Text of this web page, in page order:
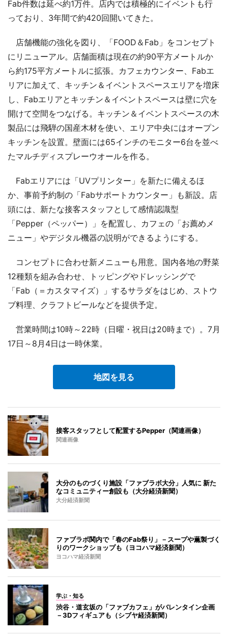
Fab件数は延べ約1万件。店内では積極的にイベントも行
っており、3年間で約420回開いてきた。
店舗機能の強化を図り、「FOOD＆Fab」をコンセプト
にリニューアル。店舗面積は現在の約90平方メートルか
ら約175平方メートルに拡張。カフェカウンター、Fabエ
リアに加えて、キッチン＆イベントスペースエリアを増床
し、Fabエリアとキッチン＆イベントスペースは壁に穴を
開けて空間をつなげる。キッチン＆イベントスペースの木
製品には飛騨の国産木材を使い、エリア中央にはオープン
キッチンを設置。壁面には65インチのモニター6台を並べ
たマルチディスプレーウオールを作る。
Fabエリアには「UVプリンター」を新たに備えるほ
か、事前予約制の「Fabサポートカウンター」も新設。店
頭には、新たな接客スタッフとして感情認識型
「Pepper（ペッパー）」を配置し、カフェの「お薦めメ
ニュー」やデジタル機器の説明ができるようにする。
コンセプトに合わせ新メニューも用意。国内各地の野菜
12種類を組み合わせ、トッピングやドレッシングで
「Fab（＝カスタマイズ）」するサラダをはじめ、ストウ
ブ料理、クラフトビールなどを提供予定。
営業時間は10時～22時（日曜・祝日は20時まで）。7月
17日～8月4日は一時休業。
地図を見る
接客スタッフとして配置するPepper（関連画像）
関連画像
大分のものづくり施設「ファブラボ大分」人気に 新た
なコミュニティー創設も（大分経済新聞）
大分経済新聞
ファブラボ関内で「春のFab祭り」－スープや薫製づく
りのワークショップも（ヨコハマ経済新聞）
ヨコハマ経済新聞
学ぶ・知る
渋谷・道玄坂の「ファブカフェ」がバレンタイン企画
－3Dフィギュアも（シブヤ経済新聞）